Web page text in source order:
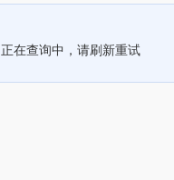
正在查询中，请刷新重试